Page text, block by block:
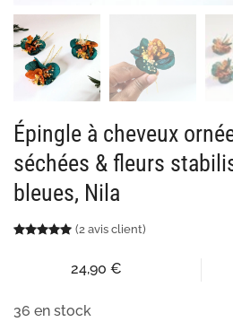
Épingle à cheveux
séchées & fleurs
bleues, Nila
Noté5.00sur 5 basé sur
2(2 avis client)
24,90 €
36 en stock